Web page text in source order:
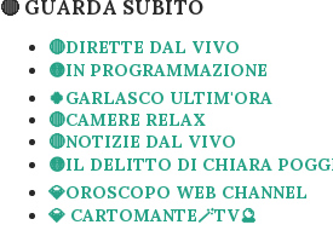
LA MAMMA di Andrea SEMPIO
l'ECCELLENTISSIMO Avvocato
il Generale GAROFANO
Fabrizio CORONA 12
LA SCIA DI DELITTI DI
🔴 GUARDA SUBITO
🔴DIRETTE DAL VIVO
🟡IN PROGRAMMAZIONE
🍀GARLASCO ULTIM'ORA
🔴CAMERE RELAX
🔴NOTIZIE DAL VIVO
🟡IL DELITTO DI CHIARA
💎OROSCOPO WEB CHANNEL
💎 CARTOMANTE🪄TV🔮